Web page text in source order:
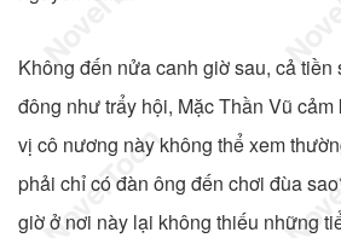
Không đến nửa canh giờ sau, cả tiền
đông như trẩy hội, Mặc Thần Vũ
vị cô nương này không thể xem
phải chỉ có đàn ông đến chơi đùa
giờ ở nơi này lại không thiếu những